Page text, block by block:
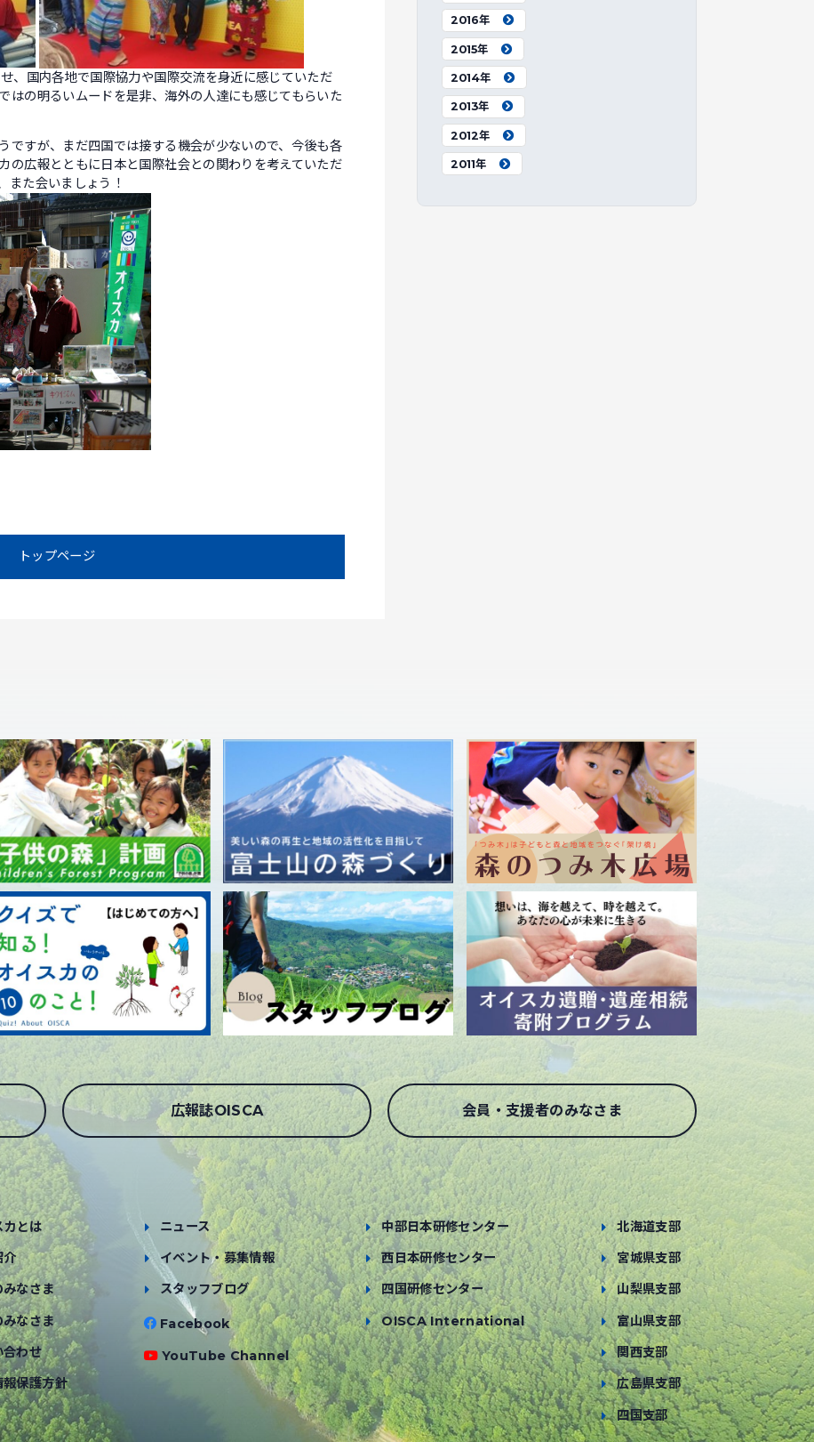
、国内各地で国際協力や国際交流を身近に感じていただ
はの明るいムードを是非、海外の人達にも感じてもらいた
ですが、まだ四国では接する機会が少ないので、今後も各
の広報とともに日本と国際社会との関わりを考えていただ
また会いましょう！
トップページ
2016年
2015年
2014年
2013年
2012年
2011年
広報誌OISCA 会員・支援者のみなさま
カとは
介
なさま
みなさま
合わせ
報保護方針
ニュース
イベント・募集情報
スタッフブログ
Facebook
YouTube Channel
中部日本研修センター
西日本研修センター
四国研修センター
OISCA International
北海道支部
宮城県支部
山梨県支部
富山県支部
関西支部
広島県支部
四国支部